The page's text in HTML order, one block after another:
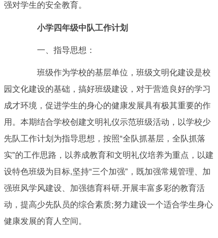
强对学生的安全教育。
小学四年级中队工作计划
一、指导思想：
班级作为学校的基层单位，班级文明化建设是校
园文化建设的基础，搞好班级建设，对于营造良好的学习
成才环境，促进学生的身心的健康发展具有极其重要的作
用。本期结合学校创建文明礼仪示范班级活动，以学校少
先队工作计划为指导思想，按照“全队抓基层，全队抓落
实”的工作思路，以养成教育和文明礼仪培养为重点，以建
设特色班级为目标,坚持“三个加强”，既加强常规管理、加
强班风学风建设、加强德育科研.开展丰富多彩的教育活
动，提高少先队员的综合素质;努力建设一个适合学生身心
健康发展的育人空间。